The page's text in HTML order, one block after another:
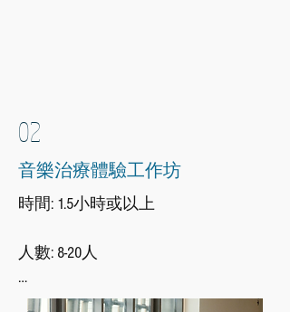
02
音樂治療體驗工作坊
時間: 1.5小時或以上
​人數: 8-20人
單次活動，目的為讓參加者體驗及